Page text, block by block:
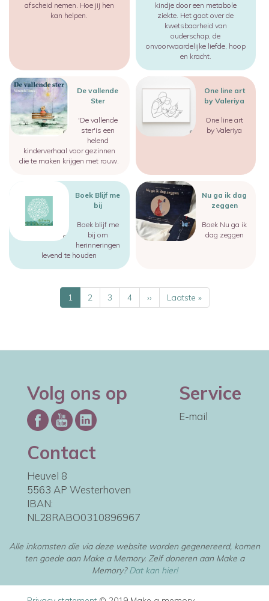
afscheid nemen. Hoe jij hen
kan helpen.
kindje door een metabole
ziekte. Het gaat over de
kwetsbaarheid van
ouderschap, de
onvoorwaardelijke liefde, hoop
en kracht.
Image
De vallende
Ster
'De vallende
ster'is een
helend
kinderverhaal voor gezinnen
die te maken krijgen met rouw.
One line art
by Valeriya
One line art
by Valeriya
Boek Blijf me
bij
Boek blijf me
bij om
herinneringen
levend te houden
Image
Nu ga ik dag
zeggen
Boek Nu ga ik
dag zeggen
Paginering
Huidige
pagina
1 Pagina
2 Pagina
3 Pagina
4
Volgende
pagina
››
Laatste
pagina
Laatste »
Volg ons op
Contact
Heuvel 8
5563 AP Westerhoven
IBAN:
NL28RABO0310896967
Service
E-mail
Alle inkomsten die via deze website worden gegenereerd, komen
ten goede aan Make a Memory. Zelf doneren aan Make a
Memory?Dat kan hier!